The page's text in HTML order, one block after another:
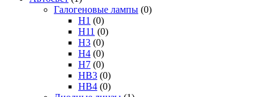
Галогеновые лампы (0)
H1 (0)
H11 (0)
H3 (0)
H4 (0)
H7 (0)
HB3 (0)
HB4 (0)